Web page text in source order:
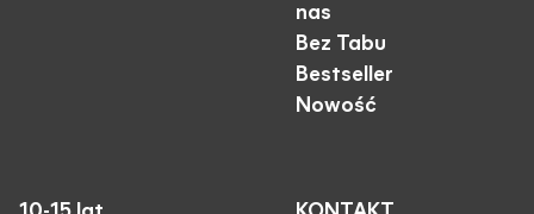
nas
Bez Tabu
Bestseller
Nowość